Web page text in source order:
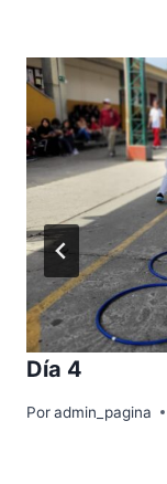
Día 4
Poradmin_pagina